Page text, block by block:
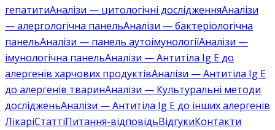
гепатитиАналізи — цитологічні дослідженняАналізи
— алергологічна панельАналізи — бактеріологічна
панельАналізи — панель аутоімунологіїАналізи —
імунологічна панельАналізи — Антитіла Ig E до
алергенів харчових продуктівАналізи — Антитіла Ig E
до алергенів тваринАналізи — Культуральні методи
дослідженьАналізи — Антитіла Ig E до інших алергенів
ЛікаріСтаттіПитання-відповідьВідгукиКонтакти